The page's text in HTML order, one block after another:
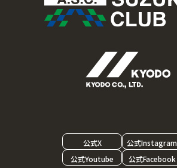
公式X
公式Instagram
公式Youtube
公式Facebook